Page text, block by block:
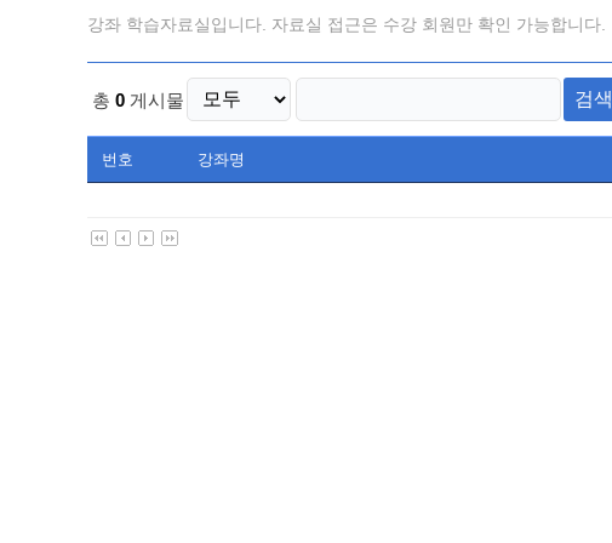
강좌 학습자료실입니다. 자료실 접근은 수강 회원만 확인 가능합니다.
총 0 게시물 검색
번호 강좌명